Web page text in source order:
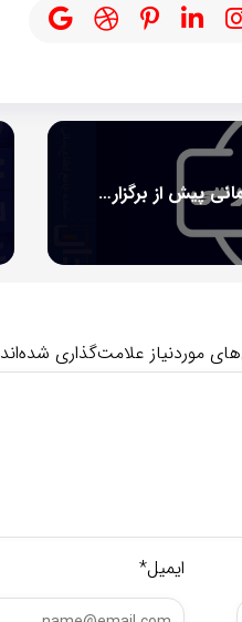
بررسی سودآوری شرکت‌های سیمانی پیش از برگزاری مجامع سالانه
موردنیاز علامت‌گذاری شده‌اند
ایمیل*